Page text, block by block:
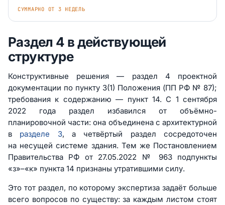
СУММАРНО ОТ 3 НЕДЕЛЬ
Раздел 4 в действующей
структуре
Конструктивные решения — раздел 4 проектной
документации по пункту 3(1) Положения (ПП РФ № 87);
требования к содержанию — пункт 14. С 1 сентября
2022 года раздел избавился от объёмно-
планировочной части: она объединена с архитектурной
в разделе 3, а четвёртый раздел сосредоточен
на несущей системе здания. Тем же Постановлением
Правительства РФ от 27.05.2022 № 963 подпункты
«з»–«к» пункта 14 признаны утратившими силу.
Это тот раздел, по которому экспертиза задаёт больше
всего вопросов по существу: за каждым листом стоят